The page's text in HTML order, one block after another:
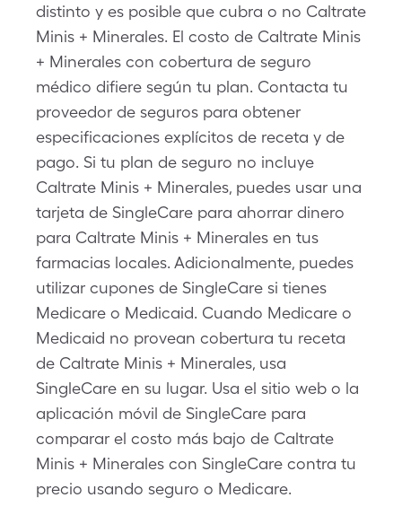
distinto y es posible que cubra o no Caltrate
Minis + Minerales. El costo de Caltrate Minis
+ Minerales con cobertura de seguro
médico difiere según tu plan. Contacta tu
proveedor de seguros para obtener
especificaciones explícitos de receta y de
pago. Si tu plan de seguro no incluye
Caltrate Minis + Minerales, puedes usar una
tarjeta de SingleCare para ahorrar dinero
para Caltrate Minis + Minerales en tus
farmacias locales. Adicionalmente, puedes
utilizar cupones de SingleCare si tienes
Medicare o Medicaid. Cuando Medicare o
Medicaid no provean cobertura tu receta
de Caltrate Minis + Minerales, usa
SingleCare en su lugar. Usa el sitio web o la
aplicación móvil de SingleCare para
comparar el costo más bajo de Caltrate
Minis + Minerales con SingleCare contra tu
precio usando seguro o Medicare.